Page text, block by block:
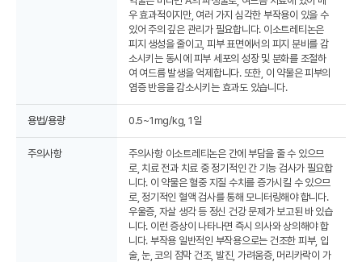
우 효과적이지만, 여러 가지 심각한 부작용이 있을 수
있어 주의 깊은 관리가 필요합니다. 이소트레티논은
피지 생성을 줄이고, 피부 표면에서의 피지 분비를 감
소시키는 동시에 피부 세포의 성장 및 분화를 조절하
여 여드름 발생을 억제합니다. 또한, 이 약물은 피부의
염증 반응을 감소시키는 효과도 있습니다.
용법/용량 0.5~1mg/kg, 1일
주의사항
주의사항 이소트레티논은 간에 부담을 줄 수 있으므
로, 치료 전과 치료 중 정기적인 간 기능 검사가 필요합
니다. 이 약물은 혈중 지질 수치를 증가시킬 수 있으므
로, 정기적인 혈액 검사를 통해 모니터링해야 합니다.
우울증, 자살 생각 등 정신 건강 문제가 보고된 바 있습
니다. 이런 증상이 나타나면 즉시 의사와 상의해야 합
니다. 부작용 일반적인 부작용으로는 건조한 피부, 입
술, 눈, 코의 점막 건조, 발진, 가려움증, 머리카락이 가